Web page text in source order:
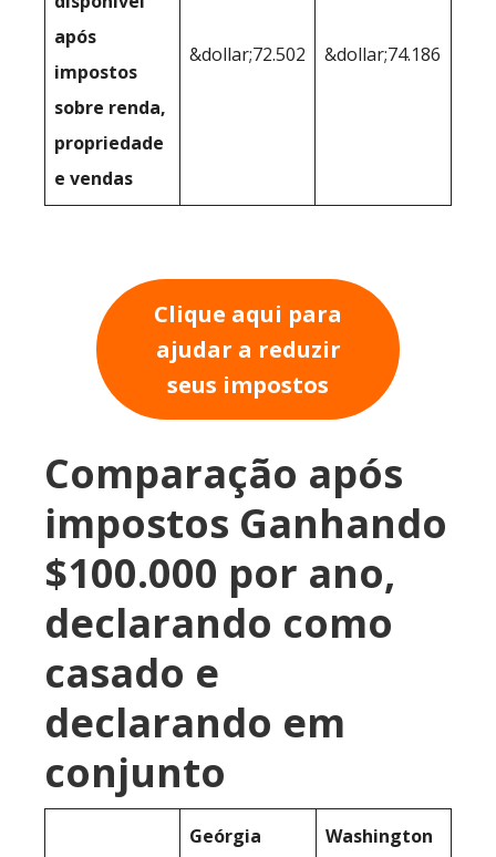
após
impostos
sobre renda,
propriedade
e vendas
&dollar;72.502 &dollar;74.186
Clique aqui para
ajudar a reduzir
seus impostos
Comparação após
impostos Ganhando
$100.000 por ano,
declarando como
casado e
declarando em
conjunto
Geórgia Washington